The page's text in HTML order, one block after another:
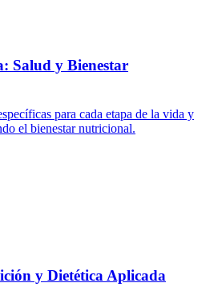
Salud y Bienestar
para cada etapa de la vida y
el bienestar nutricional.
y Dietética Aplicada